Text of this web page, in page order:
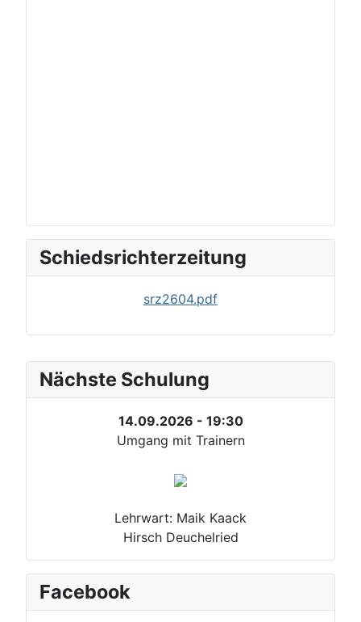
Nächste Schulung
14.09.2026 - 19:30
Umgang mit Trainern
Lehrwart: Maik Kaack
Hirsch Deuchelried
Facebook
Schiedsrichterzeitung
srz2604.pdf